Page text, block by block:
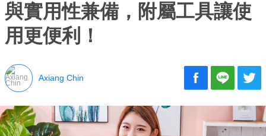
與實用性兼備，附屬工具讓使
用更便利！
Axiang Chin